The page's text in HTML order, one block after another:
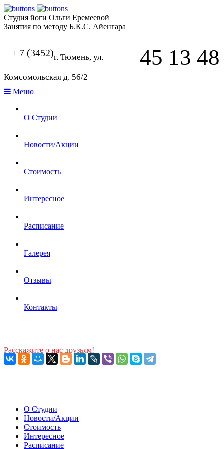
Студия йоги Ольги Еремеевой
Занятия по методу Б.К.С. Айенгара
+ 7 (3452) 45 13 48
г. Тюмень, ул.
Комсомольская д. 56/2
Меню
О Студии
Новости/Акции
Стоимость
Интересное
Расписание
Галерея
Отзывы
Контакты
Расскажите о нас друзьям!
О Студии
Новости/Акции
Стоимость
Интересное
Расписание